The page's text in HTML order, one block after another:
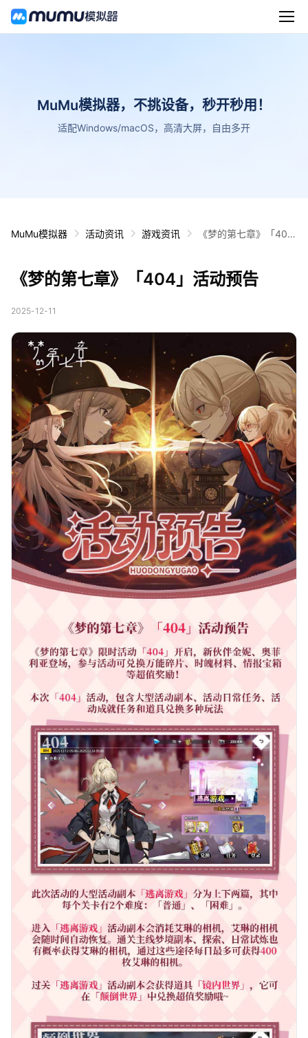
MuMu模拟器，不挑设备，秒开秒用！
适配Windows/macOS，高清大屏，自由多开
MuMu模拟器 活动资讯 游戏资讯
《梦的第七章》「40
《梦的第七章》「404」活动预告
2025-12-11